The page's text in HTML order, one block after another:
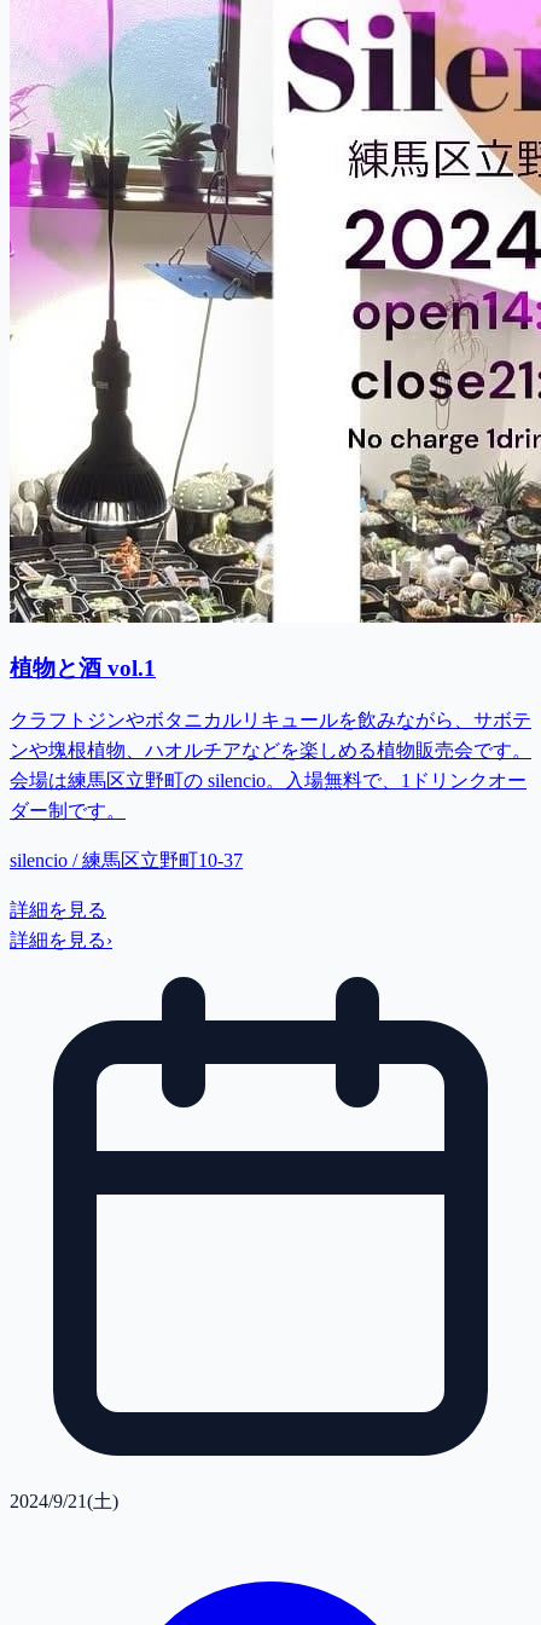
植物と酒 vol.1
クラフトジンやボタニカルリキュールを飲みながら、サボテ
ンや塊根植物、ハオルチアなどを楽しめる植物販売会です。
会場は練馬区立野町の silencio。入場無料で、1ドリンクオー
ダー制です。
silencio / 練馬区立野町10-37
詳細を見る
詳細を見る›
2024/9/21(土)